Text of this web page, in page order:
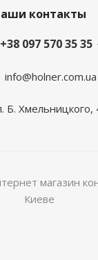
контакты
+38 097 570 35 35
info@holner.com.ua
Б. Хмельницкого,
магазин
Киеве